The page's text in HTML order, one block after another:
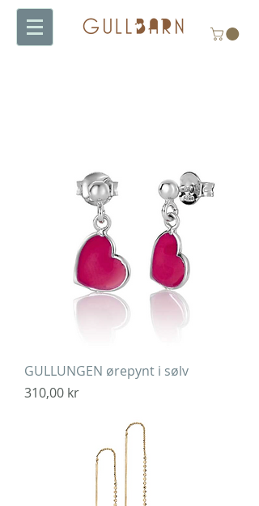
GULLUNGEN ørepynt i sølv
Pris
310,00 kr